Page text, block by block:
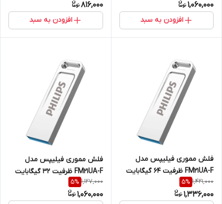
1,060,000
افزودن به سبد
816,000
افزودن به سبد
فلش مموری فیلیپس مدل
FM21UA-F ظرفیت 64 گیگابایت
1,421,000
5%
1,336,000
فلش مموری فیلیپس مدل
FM21UA-F ظرفیت 32 گیگابایت
1,127,000
5%
1,060,000